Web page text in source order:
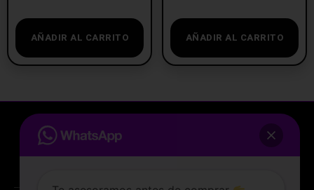
AÑADIR AL CARRITO AÑADIR AL CARRITO
Tocá acá y hablá con nosotros por